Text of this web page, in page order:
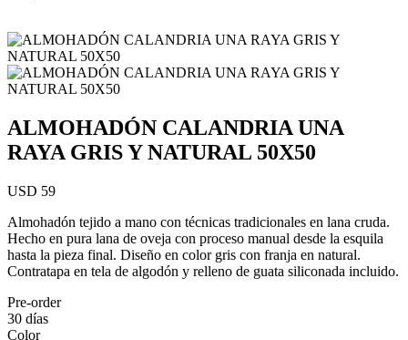
ALMOHADÓN CALANDRIA UNA
RAYA GRIS Y NATURAL 50X50
USD 59
Almohadón tejido a mano con técnicas tradicionales en lana cruda.
Hecho en pura lana de oveja con proceso manual desde la esquila
hasta la pieza final. Diseño en color gris con franja en natural.
Contratapa en tela de algodón y relleno de guata siliconada incluido.
Pre-order
30 días
Color